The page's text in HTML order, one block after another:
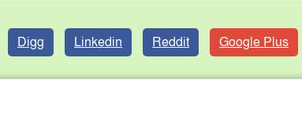
Digg Linkedin Reddit Google Plus